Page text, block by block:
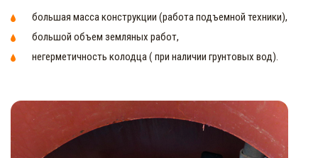
большая масса конструкции (работа подъемной техники),
большой объем земляных работ,
негерметичность колодца ( при наличии грунтовых вод).